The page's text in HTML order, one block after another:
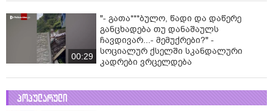
00:29
"- გათა***ბულო, წადი და დაწერე
განცხადება თუ დანაშაულს
ჩავდივარ...- მემუქრები?" -
სოციალურ ქსელში სკანდალური
კადრები ვრცელდება
პოპულარული